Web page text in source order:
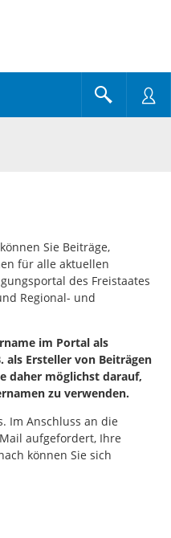
Sie Beiträge,
für alle aktuellen
des Freistaates
Regional- und
im Portal als
als Ersteller von Beiträgen
daher möglichst darauf,
zu verwenden.
Im Anschluss an die
aufgefordert, Ihre
können Sie sich